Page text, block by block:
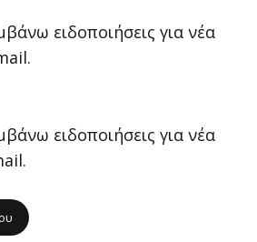
ειδοποιήσεις για νέα
ειδοποιήσεις για νέα